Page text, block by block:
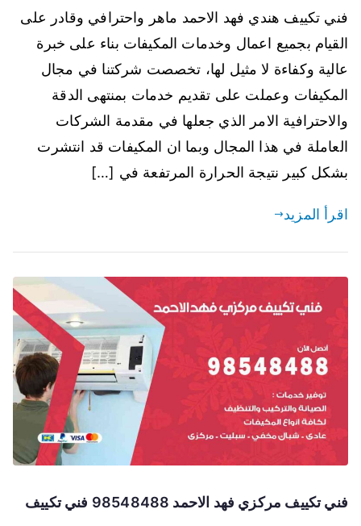
فني تكييف هندي فهد الاحمد ماهر واحترافي وقادر على
القيام بجميع اعمال وخدمات المكيفات بناء على خبرة
عالية وكفاءة لا مثيل لها، تخصصت شركتنا في مجال
المكيفات وعملت على تقديم خدمات بمنتهى الدقة
والاحترافية الامر الذي جعلها في مقدمة الشركات
العاملة في هذا المجال وبما ان المكيفات قد انتشرت
بشكل كبير نتيجة الحرارة المرتفعة في […]
اقرأ المزيد
فني تكييف مركزي فهد الاحمد 98548488 فني تكييف